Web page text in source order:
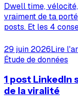
Dwell time,
vraiment de ta
posts. Et les 4
29 juin 2026Lire
Étude de données
1 post LinkedIn
de la viralité